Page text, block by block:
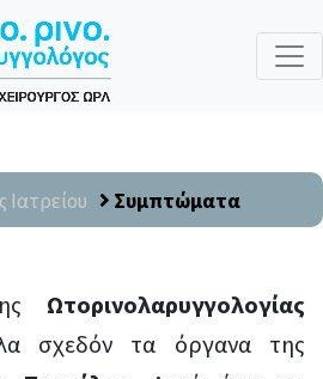
Ιατρείου Συμπτώματα
Ωτορινολαρυγγολογίας
σχεδόν τα όργανα της